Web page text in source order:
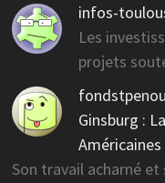
infos-
Les
projets
Ginsburg :
Américaines
Son travail acharné